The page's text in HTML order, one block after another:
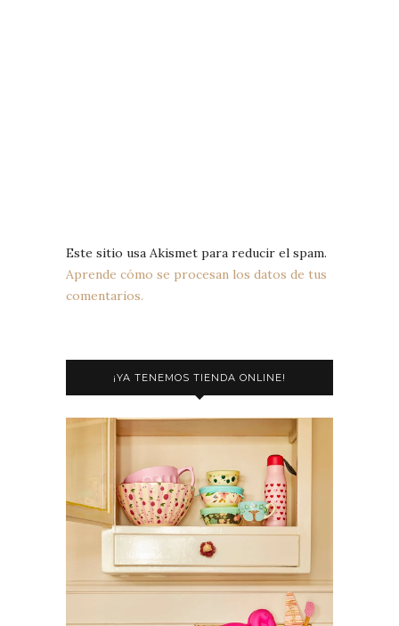
Este sitio usa Akismet para reducir el spam.
Aprende cómo se procesan los datos de tus
comentarios.
¡YA TENEMOS TIENDA ONLINE!